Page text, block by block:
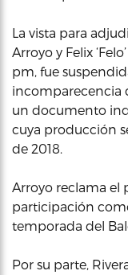
La vista para
Arroyo y Felix
pm, fue
incomparecencia
un documento
cuya producción
de 2018.
Arroyo reclama el
participación
temporada del
Por su parte,